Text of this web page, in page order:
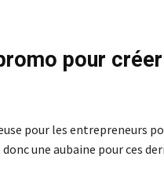
pour
pour les entrepreneurs
une aubaine pour ces